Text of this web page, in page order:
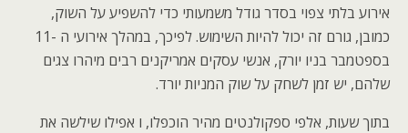
אירוע בלתי צפוי בסדר גודל משמעותי כדי להשפיע על השוק,
כמובן, גורם זה יכול להיות השימוש. לפיכך, במהלך אירועי ה -11
בספטמבר בניו יורק, אנשי עסקים אמריקנים רבים מיהרו צגים
שלהם, יש זמן לשחק על שוק המניות יורד.
בתוך שעות, אלפי ספקולנטים מהיר הוכפלו, ו אפילו שילשה את